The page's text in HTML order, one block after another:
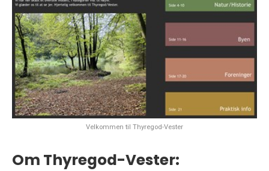
Velkommen til Thyregod-Vester
Om Thyregod-Vester: